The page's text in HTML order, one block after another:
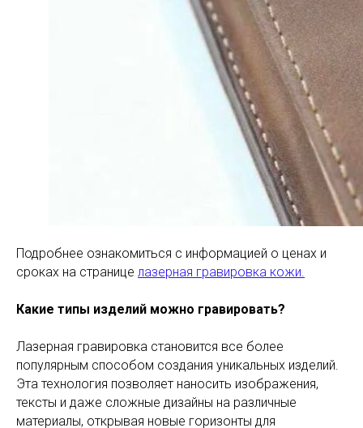
Подробнее ознакомиться с информацией о ценах и
сроках на странице лазерная гравировка кожи.
Какие типы изделий можно гравировать?
Лазерная гравировка становится все более
популярным способом создания уникальных изделий.
Эта технология позволяет наносить изображения,
тексты и даже сложные дизайны на различные
материалы, открывая новые горизонты для